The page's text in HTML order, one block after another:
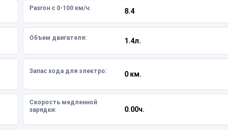
Разгон с 0-100 км/ч: 8.4
Объем двигателя: 1.4л.
Запас хода для электро: 0 км.
Скорость медленной
зарядки:
0.00ч.